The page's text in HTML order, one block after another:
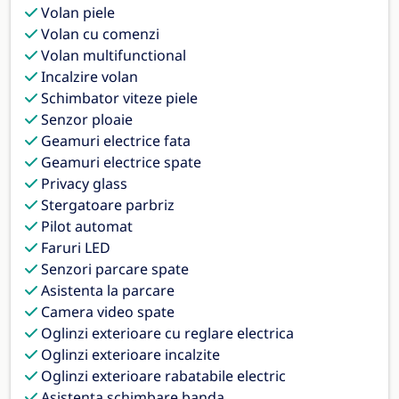
Volan piele
Volan cu comenzi
Volan multifunctional
Incalzire volan
Schimbator viteze piele
Senzor ploaie
Geamuri electrice fata
Geamuri electrice spate
Privacy glass
Stergatoare parbriz
Pilot automat
Faruri LED
Senzori parcare spate
Asistenta la parcare
Camera video spate
Oglinzi exterioare cu reglare electrica
Oglinzi exterioare incalzite
Oglinzi exterioare rabatabile electric